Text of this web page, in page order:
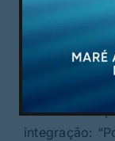
norte de
crescer ao
Também
sublinha a
integração: